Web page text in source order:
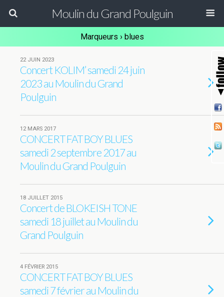
Moulin du Grand Poulguin
Marqueurs › blues
22 JUIN 2023
Concert KOLIM’ samedi 24 juin
2023 au Moulin du Grand
Poulguin
12 MARS 2017
CONCERT FAT BOY BLUES
samedi 2 septembre 2017 au
Moulin du Grand Poulguin
18 JUILLET 2015
Concert de BLOKEISH TONE
samedi 18 juillet au Moulin du
Grand Poulguin
4 FÉVRIER 2015
CONCERT FAT BOY BLUES
samedi 7 février au Moulin du